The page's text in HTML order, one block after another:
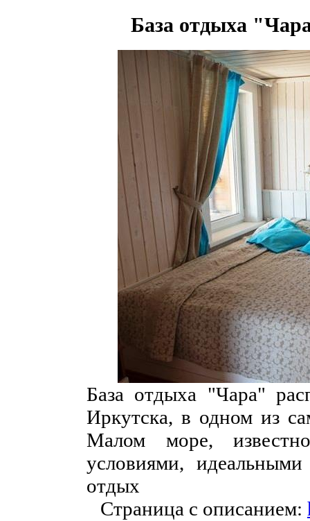
База отдыха
База отдыха "Чара"
Иркутска, в одном из
Малом море,
условиями,
отдых
Страница с описанием: